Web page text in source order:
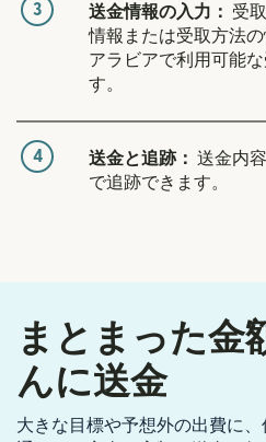
3 送金情報の入力：
受
情報または受取方法
アラビアで利用可能
す。
4 送金と追跡： 送金内
で追跡できます。
まとまった金
んに送金
大きな目標や予想外の出費に